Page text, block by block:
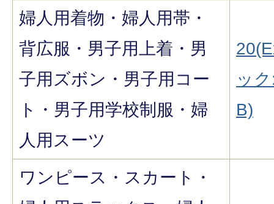
婦人用着物・婦人用帯・
背広服・男子用上着・男
子用ズボン・男子用コー
ト・男子用学校制服・婦
人用スーツ
ッ
B)
ワンピース・スカート・